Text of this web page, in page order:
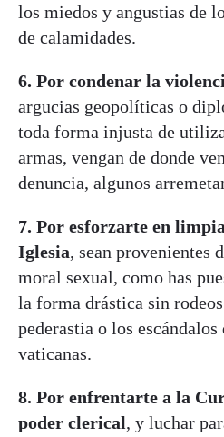
los miedos y angustias de
de calamidades.
6. Por condenar la
argucias geopolíticas o
toda forma injusta de
armas, vengan de donde
denuncia, algunos
7. Por esforzarte en
Iglesia, sean provenientes
moral sexual, como has
la forma drástica sin
pederastia o los escándalos
vaticanas.
8. Por enfrentarte a la
poder clerical, y luchar